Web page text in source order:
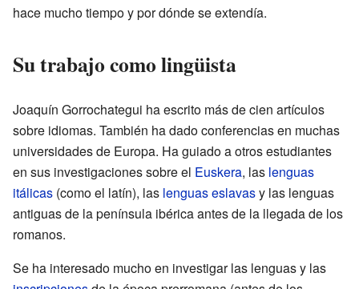
hace mucho tiempo y por dónde se extendía.
Su trabajo como lingüista
Joaquín Gorrochategui ha escrito más de cien artículos
sobre idiomas. También ha dado conferencias en muchas
universidades de Europa. Ha guiado a otros estudiantes
en sus investigaciones sobre el Euskera, las lenguas
itálicas (como el latín), las lenguas eslavasy las lenguas
antiguas de la península ibérica antes de la llegada de los
romanos.
Se ha interesado mucho en investigar las lenguas y las